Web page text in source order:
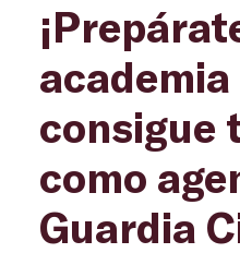
consigue
como
Guardia